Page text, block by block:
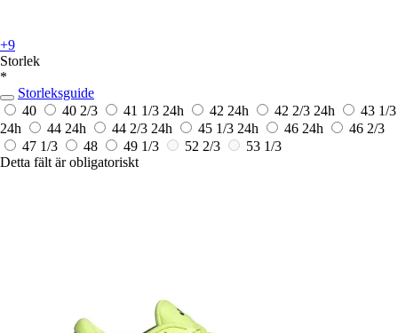
+9
Storlek
*
Storleksguide
40
40 2/3 41 1/3 24h 42 24h 42 2/3 24h
43 1/3
24h
44 24h 44 2/3 24h 45 1/3 24h 46 24h
46 2/3
47 1/3
48 49 1/3 52 2/3
53 1/3
Detta fält är obligatoriskt